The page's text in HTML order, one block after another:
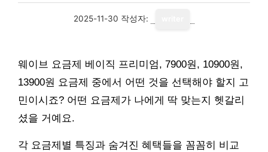
2025-11-30 작성자:
웨이브 요금제 베이직 프리미엄, 7900원, 10900원,
13900원 요금제 중에서 어떤 것을 선택해야 할지 고
민이시죠? 어떤 요금제가 나에게 딱 맞는지 헷갈리
셨을 거예요.
각 요금제별 특징과 숨겨진 혜택들을 꼼꼼히 비교